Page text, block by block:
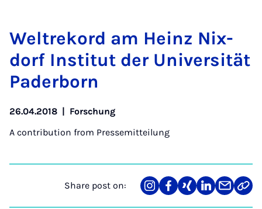
Wel­trekord am Heinz Nix­
dorf In­sti­tut der Uni­versität
Pader­born
26.04.2018 | Forschung
A contribution from Pressemitteilung
Share post on:
Share
on
Teilen
auf
Teilen
auf
Teilen
auf
Teilen
über
Link